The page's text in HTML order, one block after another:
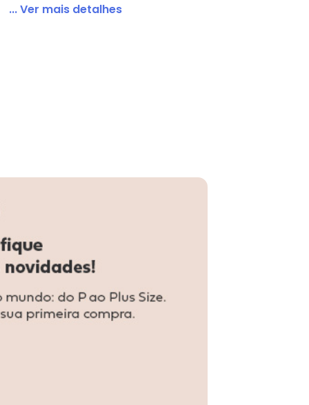
Piccadilly - 160070 - Verniz/Preto
... Ver mais detalhes